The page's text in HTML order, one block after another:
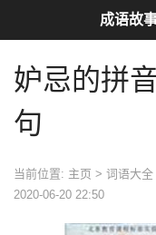
妒忌的拼
句
当前位置: 主页 > 词语大全
2020-06-20 22:50
成语故